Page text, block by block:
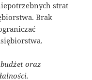
strat
Brak
oraz